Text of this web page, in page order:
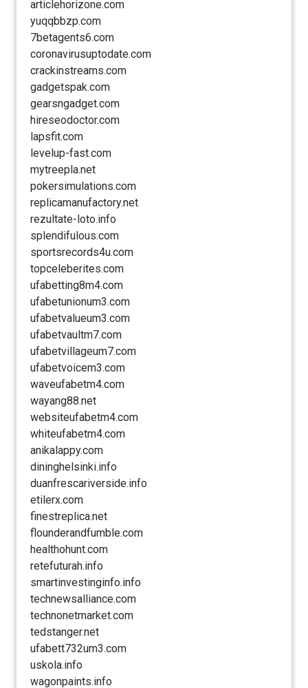
articlehorizone.com
yuqqbbzp.com
7betagents6.com
coronavirusuptodate.com
crackinstreams.com
gadgetspak.com
gearsngadget.com
hireseodoctor.com
lapsfit.com
levelup-fast.com
mytreepla.net
pokersimulations.com
replicamanufactory.net
rezultate-loto.info
splendifulous.com
sportsrecords4u.com
topceleberites.com
ufabetting8m4.com
ufabetunionum3.com
ufabetvalueum3.com
ufabetvaultm7.com
ufabetvillageum7.com
ufabetvoicem3.com
waveufabetm4.com
wayang88.net
websiteufabetm4.com
whiteufabetm4.com
anikalappy.com
dininghelsinki.info
duanfrescariverside.info
etilerx.com
finestreplica.net
flounderandfumble.com
healthohunt.com
retefuturah.info
smartinvestinginfo.info
technewsalliance.com
technonetmarket.com
tedstanger.net
ufabett732um3.com
uskola.info
wagonpaints.info